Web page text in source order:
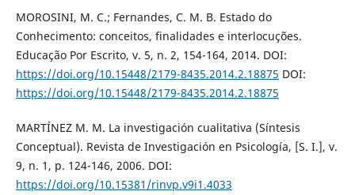
MOROSINI, M. C.; Fernandes, C. M. B. Estado do
Conhecimento: conceitos, finalidades e interlocuções.
Educação Por Escrito, v. 5, n. 2, 154-164, 2014. DOI:
https://doi.org/10.15448/2179-8435.2014.2.18875 DOI:
https://doi.org/10.15448/2179-8435.2014.2.18875
MARTÍNEZ M. M. La investigación cualitativa (Síntesis
Conceptual). Revista de Investigación en Psicología, [S. I.], v.
9, n. 1, p. 124-146, 2006. DOI:
https://doi.org/10.15381/rinvp.v9i1.4033